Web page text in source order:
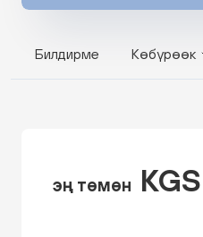
Билдирме Көбүрөөк
эң төмөн